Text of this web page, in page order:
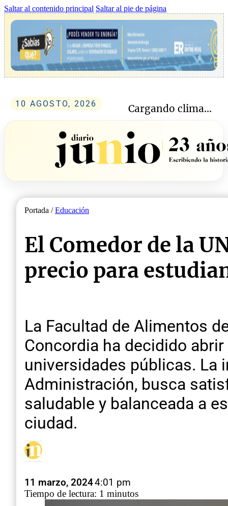
Saltar al contenido principal Saltar al pie de página
10 AGOSTO, 2026 Cargando clima...
Portada /Educación
El Comedor de la
precio para
La Facultad de Alimentos
Concordia ha decidido
universidades públicas. La
Administración, busca
saludable y balanceada a
ciudad.
11 marzo, 20244:01 pm
Tiempo de lectura: 1 minutos